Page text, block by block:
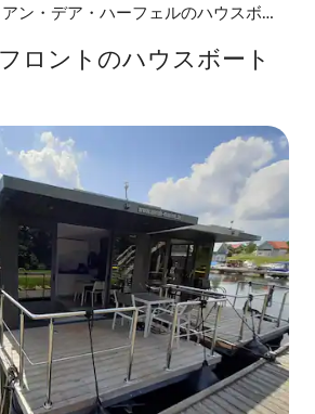
ン・デア・ハーフェルのハウスボー
ロントのハウスボート